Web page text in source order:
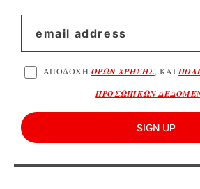
ΑΠΟΔΟΧΗ ΟΡΩΝ ΧΡΗΣΗΣ, ΚΑΙ
ΠΡΟΣΩΠΙΚΩΝ
SIGN UP